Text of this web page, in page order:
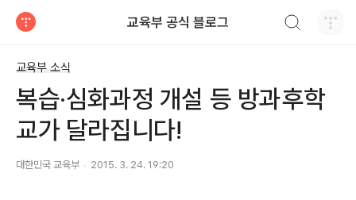
교육부 공식 블로그
교육부 소식
복습·심화과정 개설 등 방과후학
교가 달라집니다!
대한민국 교육부 2015. 3. 24. 19:20